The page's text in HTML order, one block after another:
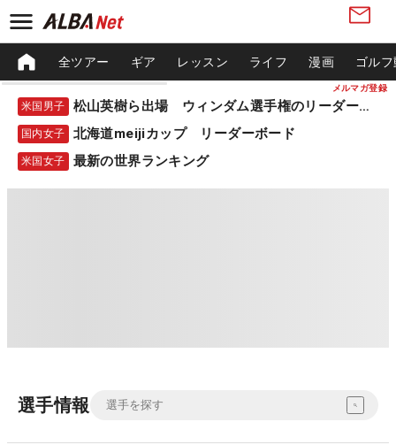
メルマガ登録
全ツアー ギア レッスン ライフ 漫画 ゴル
米国男子 松山英樹ら出場 ウィンダム選手権のリーダーボード
国内女子 北海道meijiカップ リーダーボード
米国女子 最新の世界ランキング
選手情報